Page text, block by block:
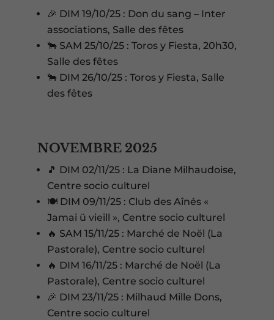
🎉 DIM 19/10/25 : Don du sang – Inter
associations, Salle des fêtes
🐂 SAM 25/10/25 : Toros y Fiesta, 20h30,
Salle des fêtes
🐂 DIM 26/10/25 : Toros y Fiesta, Salle
des fêtes
NOVEMBRE 2025
🎵 DIM 02/11/25 : La Diane Milhaudoise,
Centre socio culturel
🍽️ DIM 09/11/25 : Club des Aînés «
Jamai ü vieill », Centre socio culturel
🔥 SAM 15/11/25 : Marché de Noël (La
Pastorale), Centre socio culturel
🔥 DIM 16/11/25 : Marché de Noël (La
Pastorale), Centre socio culturel
🎉 DIM 23/11/25 : Milhaud Mille Dons,
Centre socio culturel